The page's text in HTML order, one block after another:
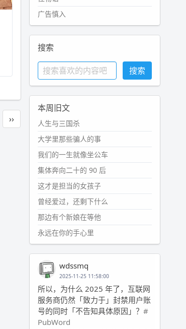
››
广告慎入
搜索
本周旧文
人生与三国杀
大学里那些骗人的事
我们的一生就像坐公车
集体奔向二十的 90 后
这才是担当的女孩子
曾经爱过，还剩下什么
那边有个新娘在等他
永远在你的手心里
wdssmq
2025-11-25 11:58:00
所以，为什么 2025 年了，互联网
服务商仍然「致力于」封禁用户账
号的同时「不告知具体原因」？ #
PubWord